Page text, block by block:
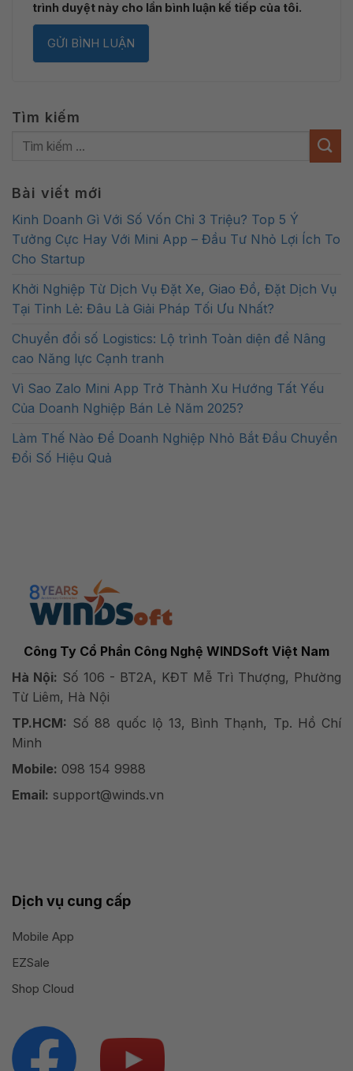
trình duyệt này cho lần bình luận kế tiếp của tôi.
Tìm kiếm
Bài viết mới
Kinh Doanh Gì Với Số Vốn Chỉ 3 Triệu? Top 5 Ý
Tưởng Cực Hay Với Mini App – Đầu Tư Nhỏ Lợi Ích To
Cho Startup
Khởi Nghiệp Từ Dịch Vụ Đặt Xe, Giao Đồ, Đặt Dịch Vụ
Tại Tỉnh Lẻ: Đâu Là Giải Pháp Tối Ưu Nhất?
Chuyển đổi số Logistics: Lộ trình Toàn diện để Nâng
cao Năng lực Cạnh tranh
Vì Sao Zalo Mini App Trở Thành Xu Hướng Tất Yếu
Của Doanh Nghiệp Bán Lẻ Năm 2025?
Làm Thế Nào Để Doanh Nghiệp Nhỏ Bắt Đầu Chuyển
Đổi Số Hiệu Quả
Công Ty Cổ Phần Công Nghệ WINDSoft Việt Nam
Hà Nội: Số 106 - BT2A, KĐT Mễ Trì Thượng, Phường
Từ Liêm, Hà Nội
TP.HCM: Số 88 quốc lộ 13, Bình Thạnh, Tp. Hồ Chí
Minh
Mobile: 098 154 9988
Email: support@winds.vn
Dịch vụ cung cấp
Mobile App
EZSale
Shop Cloud